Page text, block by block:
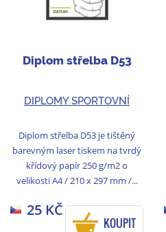
Diplom střelba D53
DIPLOMY SPORTOVNÍ
Diplom střelba D53 je tištěný
barevným laser tiskem na tvrdý
křídový papír 250 g/m2 o
velikosti A4 / 210 x 297 mm /...
25 KČ
KOUPIT